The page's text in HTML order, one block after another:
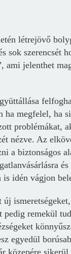
létrejövő
sok szerencsét
ami jelenthet
ha megfelel, ha
problémákat,
nézve. Az
a biztonságos
és
is idén vágjon
pedig remekül
egyedül
közepére sikerül